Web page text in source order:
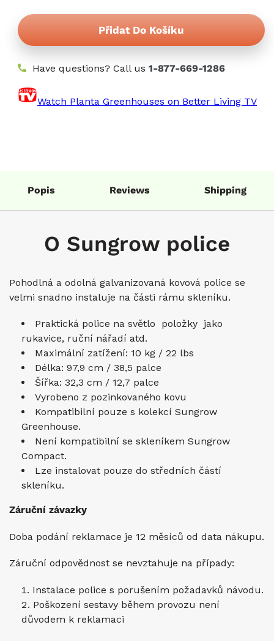
Přidat Do Košíku
Have questions? Call us 1-877-669-1286
Watch Planta Greenhouses on Better Living TV
Popis Reviews Shipping
O Sungrow police
Pohodlná a odolná galvanizovaná kovová police se
velmi snadno instaluje na části rámu skleníku.
Praktická police na světlo položky jako
rukavice, ruční nářadí atd.
Maximální zatížení: 10 kg / 22 lbs
Délka: 97,9 cm / 38,5 palce
Šířka: 32,3 cm / 12,7 palce
Vyrobeno z pozinkovaného kovu
Kompatibilní pouze s kolekcí Sungrow
Greenhouse.
Není kompatibilní se skleníkem Sungrow
Compact.
Lze instalovat pouze do středních částí
skleníku.
Záruční závazky
Doba podání reklamace je 12 měsíců od data nákupu.
Záruční odpovědnost se nevztahuje na případy:
Instalace police s porušením požadavků návodu.
Poškození sestavy během provozu není
důvodem k reklamaci